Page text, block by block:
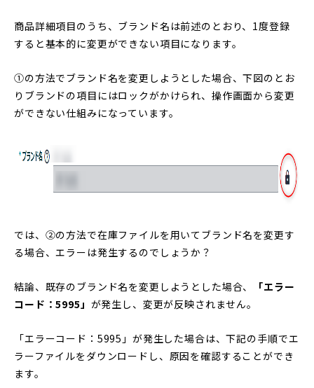
商品詳細項目のうち、ブランド名は前述のとおり、1度登録
すると基本的に変更ができない項目になります。
①の方法でブランド名を変更しようとした場合、下図のとお
りブランドの項目にはロックがかけられ、操作画面から変更
ができない仕組みになっています。
では、②の方法で在庫ファイルを用いてブランド名を変更す
る場合、エラーは発生するのでしょうか？
結論、既存のブランド名を変更しようとした場合、
「エラー
コード：5995」 が発生し、変更が反映されません。
「エラーコード：5995」が発生した場合は、下記の手順でエ
ラーファイルをダウンロードし、原因を確認することができ
ます。